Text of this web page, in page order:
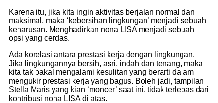
Karena itu, jika kita ingin aktivitas berjalan normal dan
maksimal, maka ‘kebersihan lingkungan’ menjadi sebuah
keharusan. Menghadirkan nona LISA menjadi sebuah
opsi yang cerdas.
Ada korelasi antara prestasi kerja dengan lingkungan.
Jika lingkungannya bersih, asri, indah dan tenang, maka
kita tak bakal mengalami kesulitan yang berarti dalam
mengukir prestasi kerja yang bagus. Boleh jadi, tampilan
Stella Maris yang kian ‘moncer’ saat ini, tidak terlepas dari
kontribusi nona LISA di atas.